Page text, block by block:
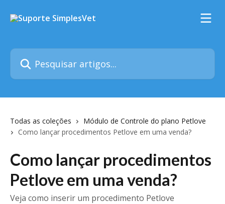
Pesquisar artigos...
Todas as coleções
Módulo de Controle do plano Petlove
Como lançar procedimentos Petlove em uma venda?
Como lançar procedimentos
Petlove em uma venda?
Veja como inserir um procedimento Petlove